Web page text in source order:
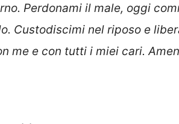
Perdonami il male, oggi
Custodiscimi nel riposo e
me e con tutti i miei cari. Amen